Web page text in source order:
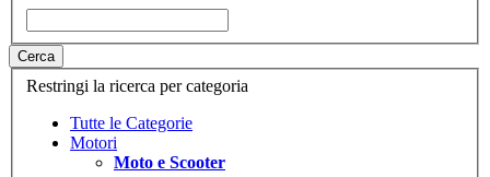
Cerca
Restringi la ricerca per categoria
Tutte le Categorie
Motori
Moto e Scooter